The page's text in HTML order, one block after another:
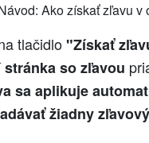
Ako získať zľavu v
tlačidlo"Získať
stránka so zľavou
sa aplikuje
žiadny